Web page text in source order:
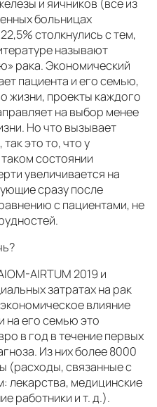
и яичников (все из
больницах
столкнулись с тем,
называют
рака. Экономический
пациента и его семью,
жизни, проекты каждого
на выбор менее
Но что вызывает
это то, что у
состоянии
увеличивается на
сразу после
с пациентами, не
AIRTUM 2019 и
затратах на рак
влияние
на его семью это
в год в течение первых
Из них более 8000
(расходы, связанные с
лекарства, медицинские
работники и т. д.).